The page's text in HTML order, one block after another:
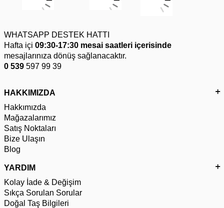
WHATSAPP DESTEK HATTI
Hafta içi 09:30-17:30 mesai saatleri içerisinde
mesajlarınıza dönüş sağlanacaktır.
0 539 597 99 39
HAKKIMIZDA
Hakkımızda
Mağazalarımız
Satış Noktaları
Bize Ulaşın
Blog
YARDIM
Kolay İade & Değişim
Sıkça Sorulan Sorular
Doğal Taş Bilgileri